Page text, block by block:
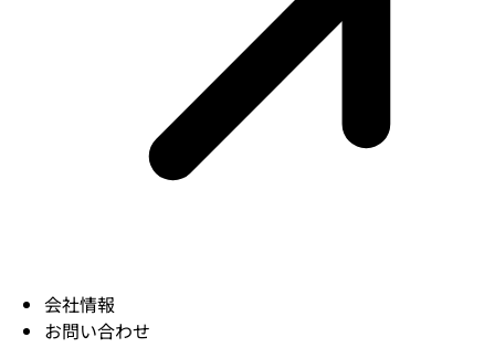
会社情報
お問い合わせ